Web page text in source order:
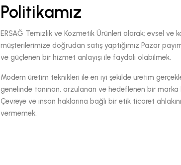
Politikamız
ERSAĞ Temizlik ve Kozmetik Ürünleri olarak; evsel
müşterilerimize doğrudan satış yaptığımız Pazar
ve güçlenen bir hizmet anlayışı ile faydalı olabilmek.
Modern üretim teknikleri ile en iyi şekilde üretim
genelinde tanınan, arzulanan ve hedeflenen bir
Çevreye ve insan haklarına bağlı bir etik ticaret
vermemek.